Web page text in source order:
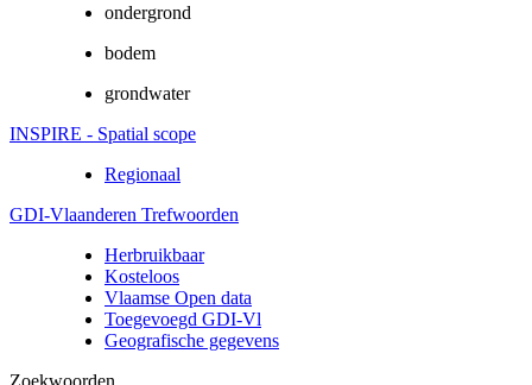
ondergrond
bodem
grondwater
INSPIRE - Spatial scope
Regionaal
GDI-Vlaanderen Trefwoorden
Herbruikbaar
Kosteloos
Vlaamse Open data
Toegevoegd GDI-Vl
Geografische gegevens
Zoekwoorden